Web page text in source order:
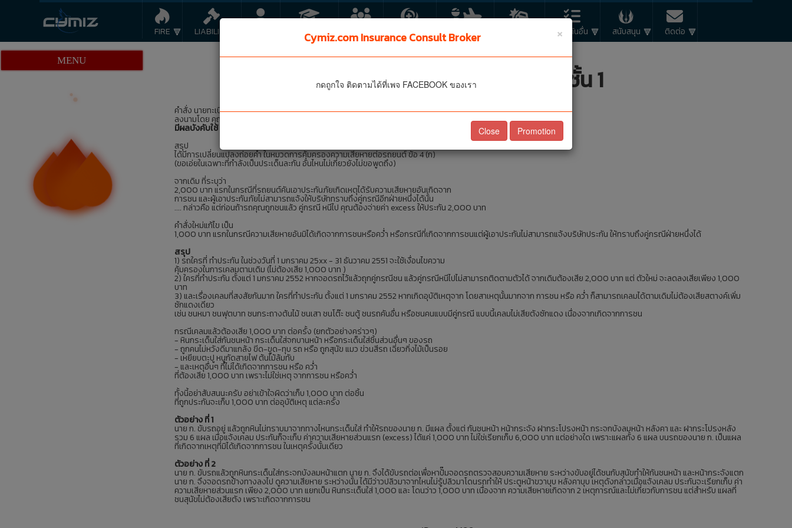
FIRE LIABILITY ประกันเด็ก กลุ่ม HEALTH PA TA ประกันอื่น สนับสนุน ติดต่อ
MENU
ระเบียบใหม่ การประกันรถยนต์ชั้น 1
คำสั่ง นายทะเบียน ที่ 22/2551
ลงนามโดย คุณจันทรา บูรณฤกษ์ เลขาธิการสำนักงานคณะกรรมการกำกับและส่งเสริมการประกอบธุรกิจประกันภัย (คปภ.)
มีผลบังคับใช้ 1 มกราคม 2552
สรุป
ได้มีการเปลี่ยนแปลงถ่อยคำ ในหมวดการคุ้มครองความเสียหายต่อรถยนต์ ข้อ 4 (ก)
(ขอเอ่ยในเฉพาะที่กำลังเป็นประเด็นละกัน อันไหนไม่เกี่ยวยังไม่ขอพูดถึง)
จากเดิม ที่ระบุว่า
2,000 บาท แรกในกรณีที่รถยนต์คันเอาประกันภัยเกิดเหตุได้รับความเสียหายอันเกิดจาก
การชน และผู้เอาประกันภัยไม่สามารถแจ้งให้บริษัททราบถึงคู่กรณีอีกฝ่ายหนึ่งได้นั้น
.... กล่าวคือ แต่ก่อนถ้ารถคุณถูกชนแล้ว คู่กรณี หนีไป คุณต้องจ่ายค่า excess ให้ประกัน 2,000 บาท
คำสั่งใหม่แก้ไข เป็น
1,000 บาท แรกในกรณีความเสียหายอันมิได้เกิดจากการชนหรือคว่ำ หรือกรณีที่เกิดจากการชนแต่ผู้เอาประกันไม่สามารถแจ้งบริษัทประกัน ให้ทราบถึงคู่กรณีฝ่ายหนึ่งได้
สรุป
1) รถใครที่ ทำประกัน ในช่วงวันที่ 1 มกราคม 25xx - 31 ธันวาคม 2551 จะใช้เงื่อนไขความ
คุ้มครองในการเคลมตามเดิม (ไม่ต้องเสีย 1,000 บาท )
2) ใครที่ทำประกัน ตั้งแต่ 1 มกราคม 2552 หากจอดรถไว้แล้วถุกคู่กรณีชน แล้วคู่กรณีหนีไปไม่สามารถติดตามตัวได้ จากเดิมต้องเสีย 2,000 บาท แต่ ตัวใหม่ จะลดลงเสียเพียง 1,000
บาท
3) และเรื่องเคลมที่สงสัยกันมาก ใครที่ทำประกัน ตั้งแต่ 1 มกราคม 2552 หากเกิดอุบัติเหตุจาก โดยสาเหตุนั้นมากจาก การชน หรือ คว่ำ ก็สามารถเคลมได้ตามเดิมไม่ต้องเสียสตางค์เพิ่ม
ซักแดงเดียว
เช่น ชนหมา ชนฟุตบาท ชนกระถางต้นไม้ ชนเสา ชนโต๊ะ ชนตู้ ชนรถคันอื่น หรือชนคนแบบมีคู่กรณี แบบนี้เคลมไม่เสียตังซักแดง เนื่องจากเกิดจากการชน
กรณีเคลมแล้วต้องเสีย 1,000 บาท ต่อครั้ง (ยกตัวอย่างคร่าวๆ)
- หินกระเด็นใส่กันชนหน้า กระเด็นใส่จกบานหน้า หรือกระเด็นใส่ชิ้นส่วนอื่นๆ ของรถ
- ถูกคนไม่หวังดีมาแกล้ง ขีด-ขูด-ทุบ รถ หรือ ถูกสุนัข แมว ข่วนสีรถ เฉี่ยวกิ่งไม้เป็นรอย
- เหยียบตะปู หนูกัดสายไฟ ต้นไม้ล้มทับ
- และเหตุอื่นๆ ที่ไม่ได้เกิดจากการชน หรือ คว่ำ
ที่ต้องเสีย 1,000 บาท เพราะไม่ใช่เหตุ จากการชน หรือคว่ำ
ทั้งนี้อย่าสับสนนะครับ อย่าเข้าใจผิดว่าเก็บ 1,000 บาท ต่อชิ้น
ที่ถูกประกันจะเก็บ 1,000 บาท ต่ออุบัติเหตุ แต่ละครั้ง
ตัวอย่าง ที่ 1
นาย ก. ขับรถอยู่ แล้วถูกหินไม่ทราบมาจากทางไหนกระเด็นใส่ ทำให้รถของนาย ก. มีแผล ตั้งแต่ กันชนหน้า หน้ากระจัง ฝากระโปรงหน้า กระจกบังลมหน้า หลังคา และ ฝากระโปรงหลัง
รวม 6 แผล เมื่อแจ้งเคลม ประกันก็จะเก็บ ค่าความเสียหายส่วนแรก (excess) ได้แค่ 1,000 บาท ไม่ใช่เรียกเก็บ 6,000 บาท แต่อย่างใด เพราะแผลทั้ง 6 แผล บนรถของนาย ก. เป็นแผล
ที่เกิดจากเหตุที่มิได้เกิดจากการชน ในเหตุครั้งนั้นเดียว
ตัวอย่าง ที่ 2
นาย ก. ขับรถแล้วถูกหินกระเด็นใส่กระจกบังลมหน้าแตก นาย ก. จึงได้ขับรถต่อเพื่อหาปั๊มจอดรถตรวจสอบความเสียหาย ระหว่างขับอยู่ได้ชนกับสุนัขทำให้กันชนหน้า และหน้ากระจังแตก
นาย ก. จึงจอดรถข้างทางลงไป ดูความเสียหาย ระหว่างนั้น ได้มีว่าวปลิวมาจากไหนไม่รู้ปลิวมาโดนรถทำให้ ประตูหน้าขวาบุบ หลังคาบุบ เหตุดังกล่าวเมื่อแจ้งเคลม ประกันจะเรียกเก็บ ค่า
ความเสียหายส่วนแรก เพียง 2,000 บาท แยกเป็น หินกระเด็นใส่ 1,000 และ โดนว่าว 1,000 บาท เนื่องจาก ความเสียหายเกิดจาก 2 เหตุการณ์และไม่เกี่ยวกับการชน แต่สำหรับ แผลที่
ชนสุนัขไม่ต้องเสียตัง เพราะเกิดจากการชน
×
Cymiz.com Insurance Consult Broker
กดถูกใจ ติดตามได้ที่เพจ FACEBOOK ของเรา
Close Promotion